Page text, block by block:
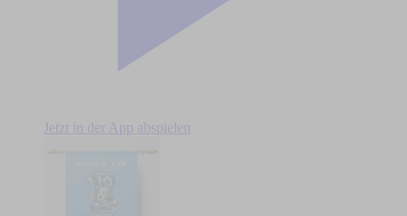
Jetzt in der App abspielen